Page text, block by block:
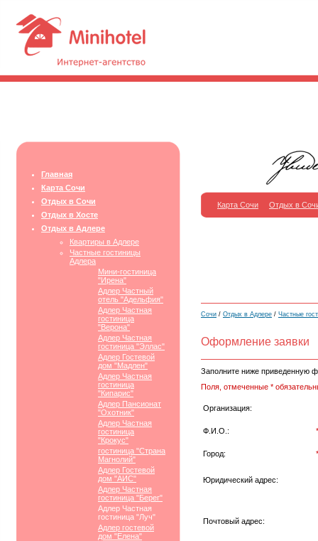
Главная
Карта Сочи
Отдых в Сочи
Отдых в Хосте
Отдых в Адлере
Квартиры в Адлере
Частные гостиницы
Адлера
Мини-гостиница
"Ирена"
Адлер Частный
отель "Адельфия"
Адлер Частная
гостиница
"Верона"
Адлер Частная
гостиница "Эллас"
Адлер Гостевой
дом "Мадлен"
Адлер Частная
гостиница
"Кипарис"
Адлер Пансионат
"Охотник"
Адлер Частная
гостиница
"Крокус"
гостиница "Страна
Магнолий"
Адлер Гостевой
дом "АИС"
Адлер Частная
гостиница "Берег"
Адлер Частная
гостиница "Луч"
Адлер гостевой
дом "Елена"
Карта Сочи Отдых в
Сочи / Отдых в Адлере / Частные
Оформление заявки
Заполните ниже приведенную
Поля, отмеченные *
Организация:
Ф.И.О.: *
Город: *
Юридический адрес:
Почтовый адрес: